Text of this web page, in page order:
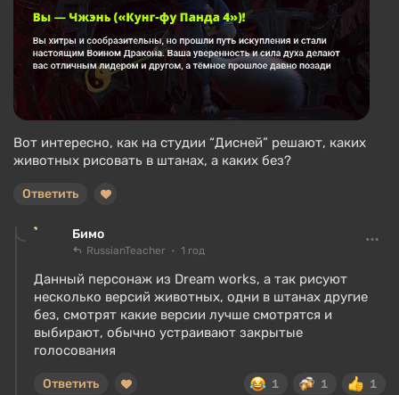
Вот интересно, как на студии “Дисней” решают, каких
животных рисовать в штанах, а каких без?
Ответить
Бимо
RussianTeacher 1 год
Данный персонаж из Dream works, а так рисуют
несколько версий животных, одни в штанах другие
без, смотрят какие версии лучше смотрятся и
выбирают, обычно устраивают закрытые
голосования
1 1 1
Ответить